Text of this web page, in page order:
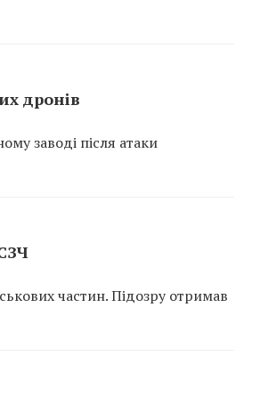
дронів
заводі після атаки
частин. Підозру отримав